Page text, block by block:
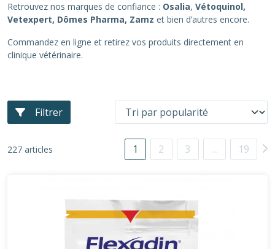
Retrouvez nos marques de confiance : Osalia, Vétoquinol,
Vetexpert, Dômes Pharma, Zamz et bien d’autres encore.
Commandez en ligne et retirez vos produits directement en
clinique vétérinaire.
Filtrer
227 articles 1 2 3 … 19